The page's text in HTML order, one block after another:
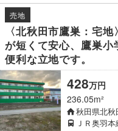
売地
〈北秋田市鷹巣：宅
が短くて安心、鷹巣小
便利な立地です。
236.05m²
秋田県北
ＪＲ奥羽本
428万円